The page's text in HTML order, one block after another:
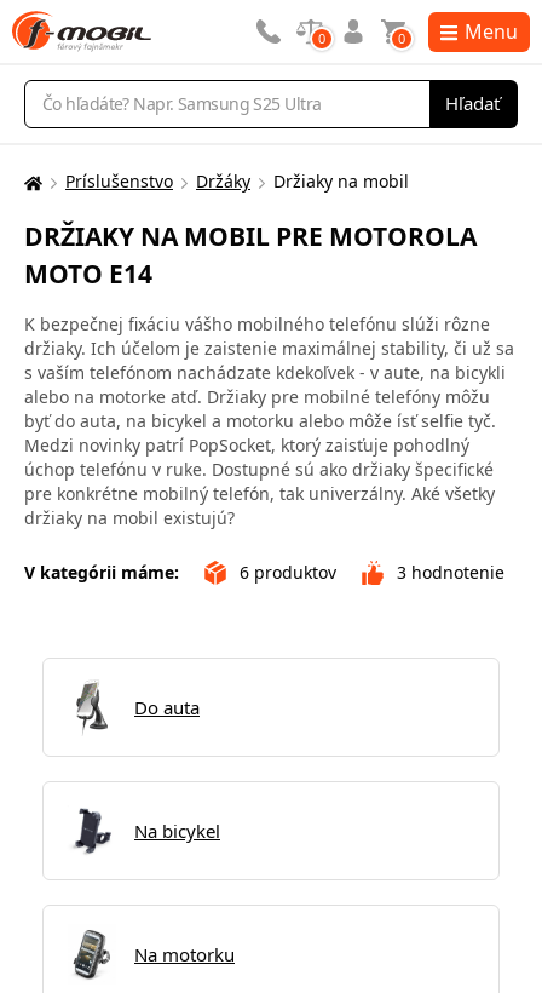
Vyhľadávanie
Hľadať
0 0 Menu
Tu
nachádzate:
Príslušenstvo Držáky Držiaky na mobil
DRŽIAKY NA MOBIL PRE MOTOROLA
MOTO E14
K bezpečnej fixáciu vášho mobilného telefónu slúži rôzne
držiaky. Ich účelom je zaistenie maximálnej stability, či už sa
s vaším telefónom nachádzate kdekoľvek - v aute, na bicykli
alebo na motorke atď. Držiaky pre mobilné telefóny môžu
byť do auta, na bicykel a motorku alebo môže ísť selfie tyč.
Medzi novinky patrí PopSocket, ktorý zaisťuje pohodlný
úchop telefónu v ruke. Dostupné sú ako držiaky špecifické
pre konkrétne mobilný telefón, tak univerzálny. Aké všetky
držiaky na mobil existujú?
V kategórii máme: 6 produktov 3 hodnotenie
Do auta
Na bicykel
Na motorku